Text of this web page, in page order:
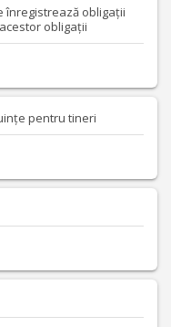
înregistrează obligații
obligații
pentru tineri